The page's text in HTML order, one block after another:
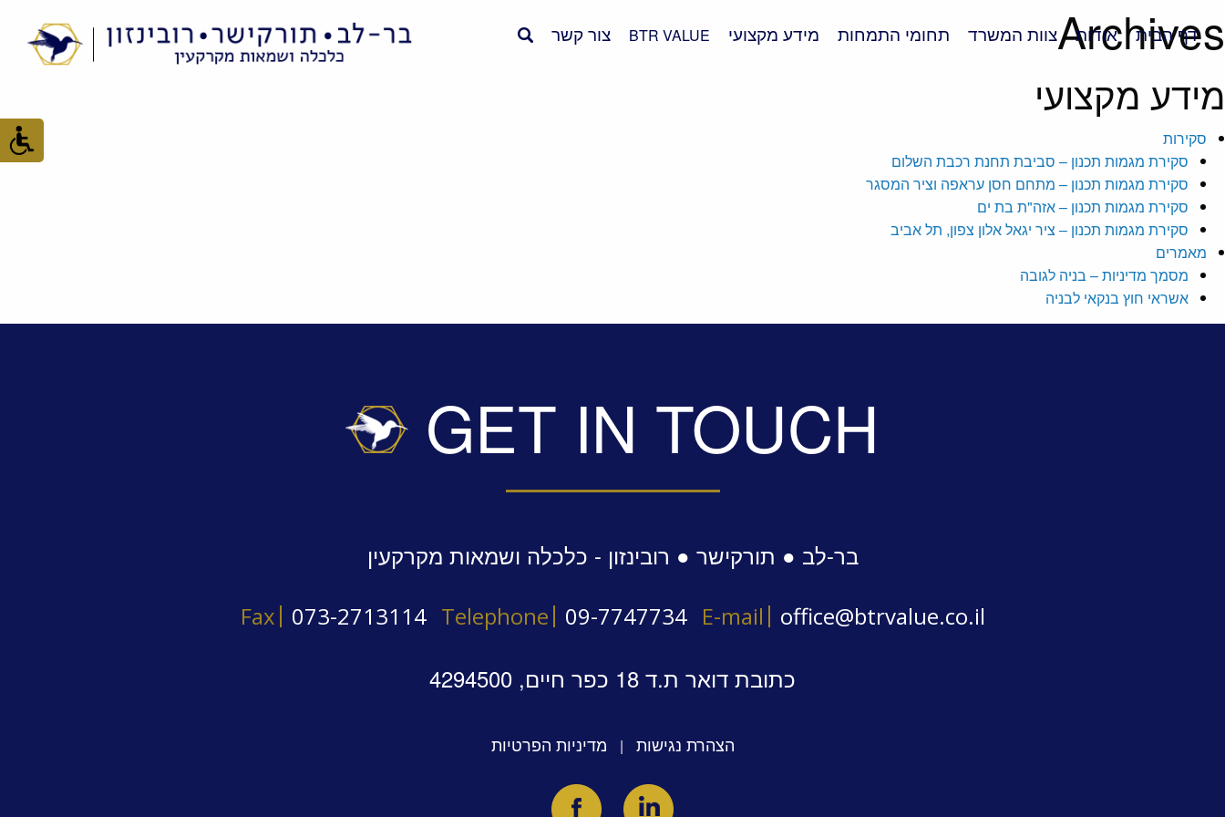
דף הבית אודות צוות המשרד תחומי התמחות מידע מקצועי BTR VALUE צור קשר Archives
מידע מקצועי
סקירות
סקירת מגמות תכנון – סביבת תחנת רכבת השלום
סקירת מגמות תכנון – מתחם חסן עראפה וציר המסגר
סקירת מגמות תכנון – אזה"ת בת ים
סקירת מגמות תכנון – ציר יגאל אלון צפון, תל אביב
מאמרים
מסמך מדיניות – בניה לגובה
אשראי חוץ בנקאי לבניה
GET IN TOUCH
בר-לב ● תורקישר ● רובינזון - כלכלה ושמאות מקרקעין
Fax 073-2713114 Telephone 09-7747734 E-mail office@btrvalue.co.il
כתובת דואר ת.ד 18 כפר חיים, 4294500
הצהרת נגישות | מדיניות הפרטיות